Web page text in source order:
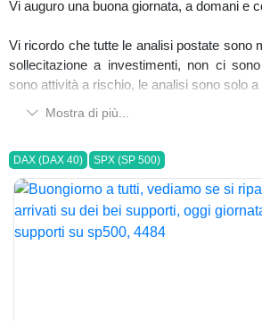
Vi auguro una buona giornata, a domani e
Vi ricordo che tutte le analisi postate sono
sollecitazione a investimenti, non ci
sono attività a rischio, le analisi sono solo
Mostra di più...
DAX (DAX 40) SPX (SP 500)